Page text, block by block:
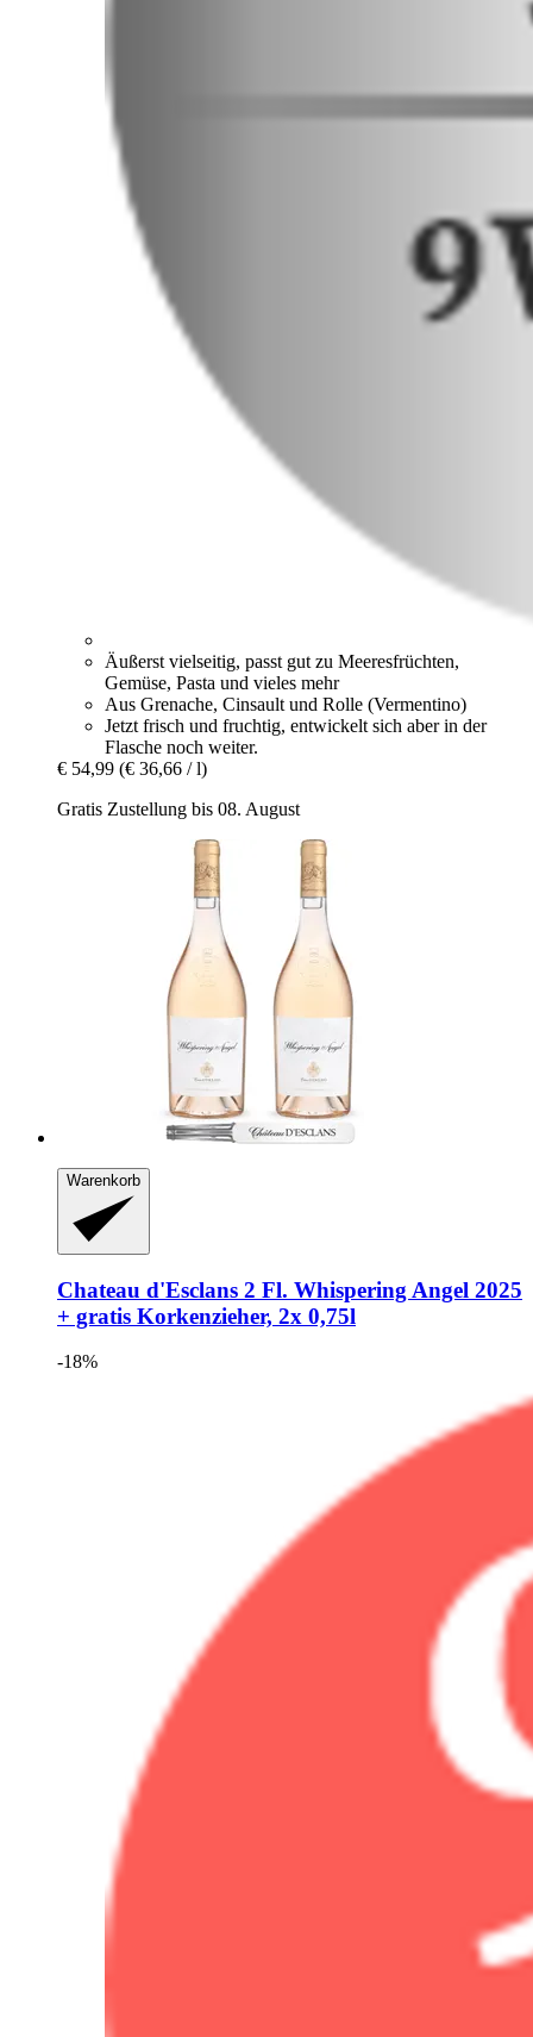
Äußerst vielseitig, passt gut zu Meeresfrüchten,
Gemüse, Pasta und vieles mehr
Aus Grenache, Cinsault und Rolle (Vermentino)
Jetzt frisch und fruchtig, entwickelt sich aber in der
Flasche noch weiter.
€ 54,99 (€ 36,66 / l)
Gratis Zustellung bis 08. August
Warenkorb
Chateau d'Esclans 2 Fl. Whispering Angel 2025
+ gratis Korkenzieher, 2x 0,75l
-18%